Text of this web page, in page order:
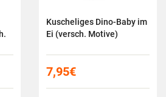
Kuscheliges Dino-Baby im
Ei (versch. Motive)
7,95€